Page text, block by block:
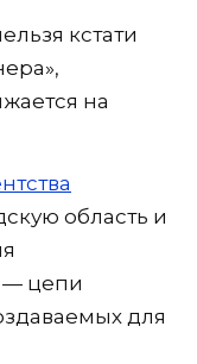
кстати
на
область и
цепи
для